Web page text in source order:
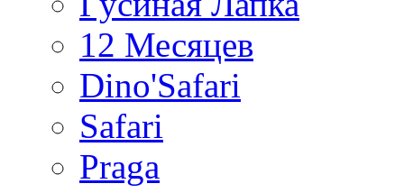
12 Месяцев
Dino'Safari
Safari
Praga